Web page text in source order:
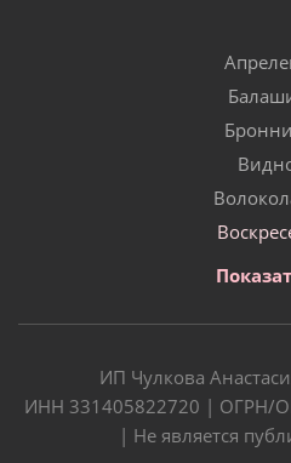
ИП Чулкова
ИНН 331405822720 | ОГРН/
| Не является